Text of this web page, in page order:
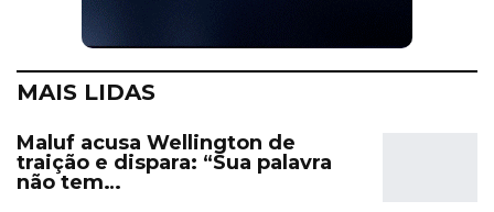
MAIS LIDAS
Maluf acusa Wellington de
traição e dispara: “Sua palavra
não tem…